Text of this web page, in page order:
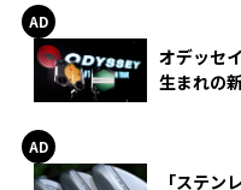
オデッセ
生まれの
「ステン